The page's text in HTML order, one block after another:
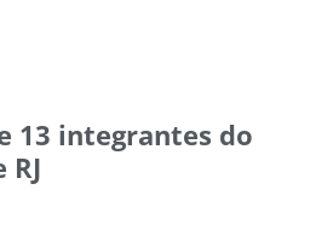
13 integrantes do
RJ